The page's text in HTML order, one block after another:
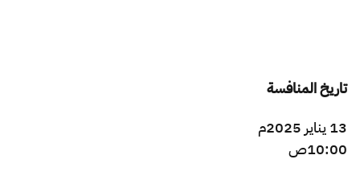
تاريخ المنافسة
13 يناير 2025م
10:00ص ​